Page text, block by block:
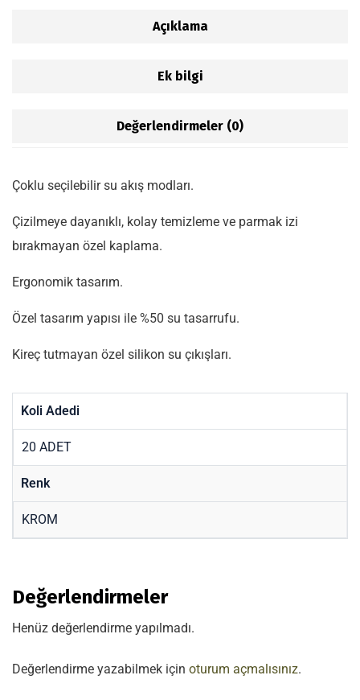
Açıklama
Ek bilgi
Değerlendirmeler (0)
Çoklu seçilebilir su akış modları.
Çizilmeye dayanıklı, kolay temizleme ve parmak izi
bırakmayan özel kaplama.
Ergonomik tasarım.
Özel tasarım yapısı ile %50 su tasarrufu.
Kireç tutmayan özel silikon su çıkışları.
Koli Adedi
20 ADET
Renk
KROM
Değerlendirmeler
Henüz değerlendirme yapılmadı.
Değerlendirme yazabilmek için oturum açmalısınız.